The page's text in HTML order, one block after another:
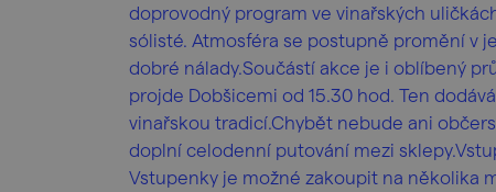
doprovodný program ve vinařských
sólisté. Atmosféra se postupně promění v
dobré nálady.Součástí akce je i oblíbený
projde Dobšicemi od 15.30 hod. Ten
vinařskou tradicí.Chybět nebude ani
doplní celodenní putování mezi
Vstupenky je možné zakoupit na několika